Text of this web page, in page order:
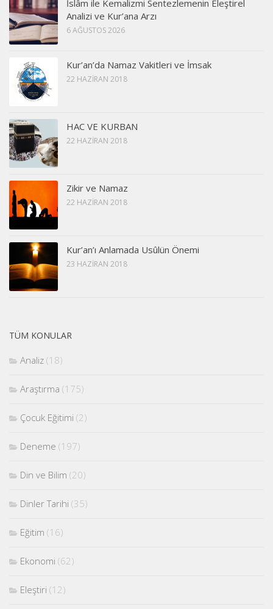
İslâm ile Kemalizmi Sentezlemenin Eleştirel
Analizi ve Kur’ana Arzı
6 AĞUSTOS 2026
Kur’an’da Namaz Vakitleri ve İmsak
22 HAZIRAN 2018
HAC VE KURBAN
22 HAZIRAN 2018
Zikir ve Namaz
22 HAZIRAN 2018
Kur’an’ı Anlamada Usûlün Önemi
23 HAZIRAN 2018
TÜM KONULAR
Analiz (18)
Araştırma (175)
Çocuk Eğitimi (2)
Deneme (197)
Din ve Bilim (20)
Dinler Tarihi (35)
Eğitim (16)
Ekonomi (62)
Eleştiri (12)